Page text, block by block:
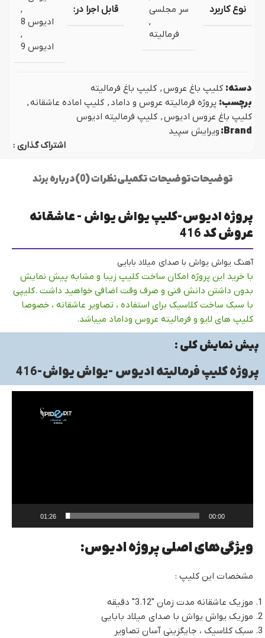
نوع کاربرد
سر مجلسی
,
فرمالیته
قابل اجرا در:
,
ادیوس 8
,
ادیوس 9
دسته: کلیپ باغ عروس, کلیپ باغ فرمالیته
برچسب: پروژه فرمالیته عروس و داماد , کلیپ اماده عاشقانه,
کلیپ باغ عروس ادیوس, کلیپ فرمالیته ادیوس
Brand: ویرایش سپید
اشتراک گذاری :
توضیحاتتوضیحات تکمیلینظرات (0) درباره برند
پروژه ادیوس-کلیپ یواش یواش - عاشقانه
عروش کد 416
آهنگ یواش یواش با صدای میلاد بابایی
با خرید این پروژه امکان ساخت کلیپ زیبا و مشابه پیش نمایش
بدون داشتن دانش فنی و صرف وقت اضافی خواهید داشت .کلیپی
با سبک ساخت کلاسیک برای استفاده ، تصاویر عاشقانه ، خصوصا
کلیپ های لایو و فرمالیته عروس وداماد میباشد.
پیش نمایش کلی :
پروژه کلیپ فرمالیته ادیوس -یواش یواش-416
00:00
01:26
ویژگی‌های اصلی پروژه ادیوس:
مشخصات این کلیپ :
موزیک عاشقانه مدت زمان "3.12" دقیقه
موزیک یواش یواش با صدای میلاد بابایی
سبک کلاسیک ، جایگزینی آسان تصاویر